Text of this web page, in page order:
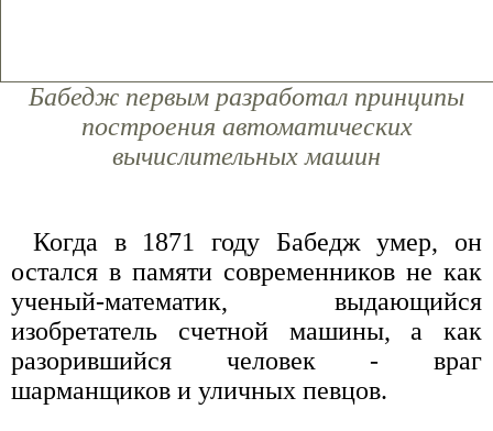
Бабедж первым разработал принципы
построения автоматических
вычислительных машин
Когда в 1871 году Бабедж умер, он
остался в памяти современников не как
ученый-математик, выдающийся
изобретатель счетной машины, а как
разорившийся человек - враг
шарманщиков и уличных певцов.